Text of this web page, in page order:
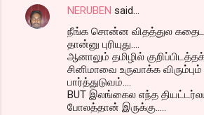
NERUBEN said…
நீங்க சொன்ன விதத்துல கதைட
தான்னு புரியுது....
ஆனாலும் தமிழில்
சினிமாவை உருவாக்க
பார்த்துடுவம்....
BUT இலங்கைல எந்த
போலத்தான் இருக்கு.....